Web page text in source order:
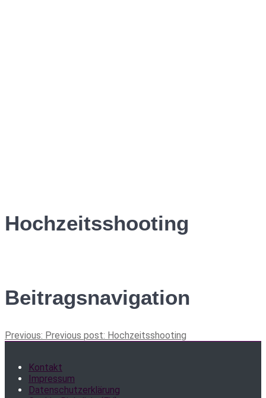
Hochzeitsshooting
Beitragsnavigation
Previous: Previous post: Hochzeitsshooting
Kontakt
Impressum
Datenschutzerklärung